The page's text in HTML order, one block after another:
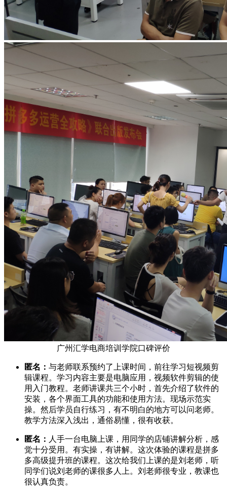
广州汇学电商培训学院口碑评价
匿名： 与老师联系预约了上课时间，前往学习短视频剪
辑课程。学习内容主要是电脑应用，视频软件剪辑的使
用入门教程。老师讲课共三个小时，首先介绍了软件的
安装，各个界面工具的功能和使用方法。现场示范实
操。然后学员自行练习，有不明白的地方可以问老师。
教学方法深入浅出，通俗易懂，很有收获。
匿名： 人手一台电脑上课，用同学的店铺讲解分析，感
觉十分受用。有实操，有讲解。这次体验的课程是拼多
多高级提升班的课程。这次给我们上课的是刘老师，听
同学们说刘老师的课很多人上。刘老师很专业，教课也
很认真负责。